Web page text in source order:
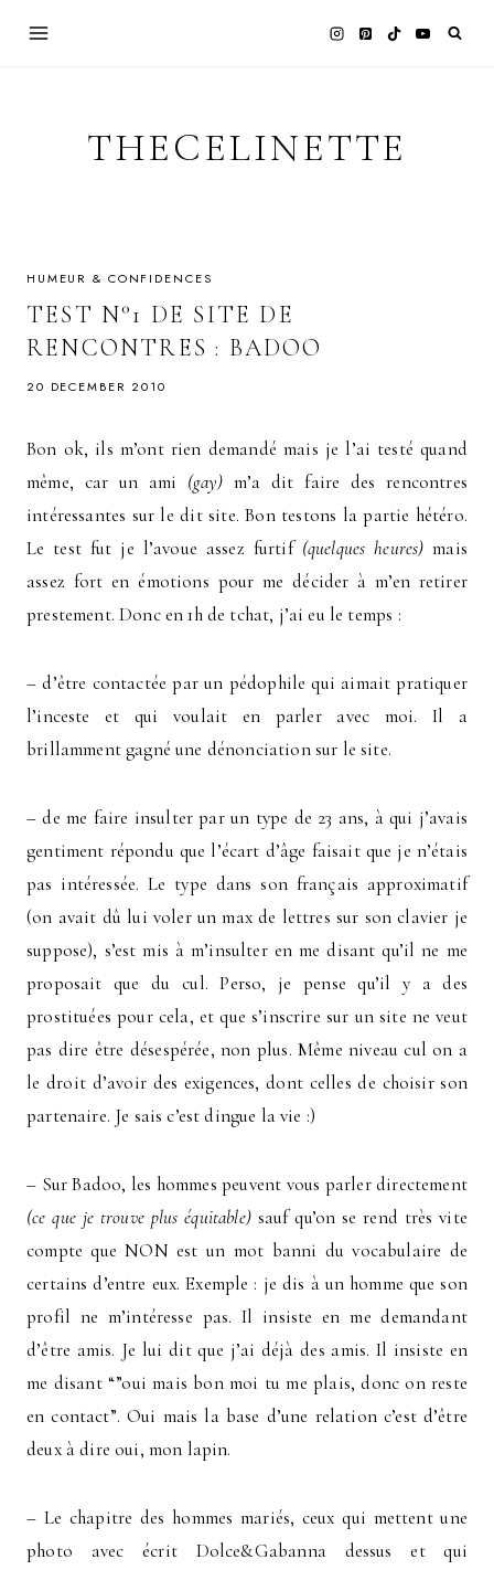
THECELINETTE
HUMEUR & CONFIDENCES
TEST N°1 DE SITE DE
RENCONTRES : BADOO
20 DECEMBER 2010
Bon ok, ils m’ont rien demandé mais je l’ai testé quand
même, car un ami (gay) m’a dit faire des rencontres
intéressantes sur le dit site. Bon testons la partie hétéro.
Le test fut je l’avoue assez furtif (quelques heures) mais
assez fort en émotions pour me décider à m’en retirer
prestement. Donc en 1h de tchat, j’ai eu le temps :
– d’être contactée par un pédophile qui aimait pratiquer
l’inceste et qui voulait en parler avec moi. Il a
brillamment gagné une dénonciation sur le site.
– de me faire insulter par un type de 23 ans, à qui j’avais
gentiment répondu que l’écart d’âge faisait que je n’étais
pas intéressée. Le type dans son français approximatif
(on avait dû lui voler un max de lettres sur son clavier je
suppose), s’est mis à m’insulter en me disant qu’il ne me
proposait que du cul. Perso, je pense qu’il y a des
prostituées pour cela, et que s’inscrire sur un site ne veut
pas dire être désespérée, non plus. Même niveau cul on a
le droit d’avoir des exigences, dont celles de choisir son
partenaire. Je sais c’est dingue la vie :)
– Sur Badoo, les hommes peuvent vous parler directement
(ce que je trouve plus équitable) sauf qu’on se rend très vite
compte que NON est un mot banni du vocabulaire de
certains d’entre eux. Exemple : je dis à un homme que son
profil ne m’intéresse pas. Il insiste en me demandant
d’être amis. Je lui dit que j’ai déjà des amis. Il insiste en
me disant “”oui mais bon moi tu me plais, donc on reste
en contact”. Oui mais la base d’une relation c’est d’être
deux à dire oui, mon lapin.
– Le chapitre des hommes mariés, ceux qui mettent une
photo avec écrit Dolce&Gabanna dessus et qui